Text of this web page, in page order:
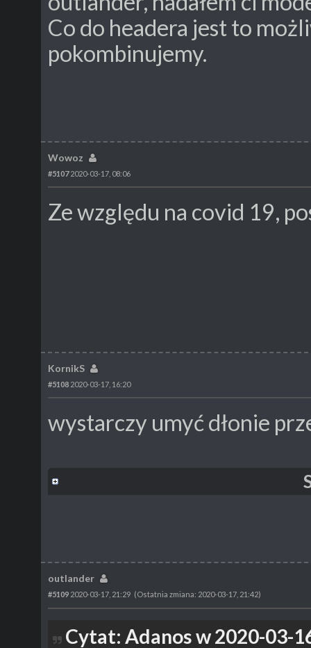
Co do headera jest to
pokombinujemy.
Wowoz
#51072020-03-17, 08:06
Ze względu na covid 19,
KornikS
#5108 2020-03-17, 16:20
wystarczy umyć dłonie
outlander
#5109 2020-03-17, 21:29 (Ostatnia zmiana: 2020-03-17, 21:42)
Cytat: Adanos w 2020-03-